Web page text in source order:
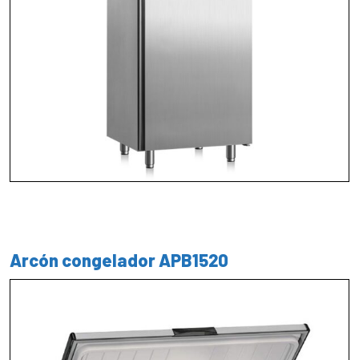
Arcón congelador APB1520